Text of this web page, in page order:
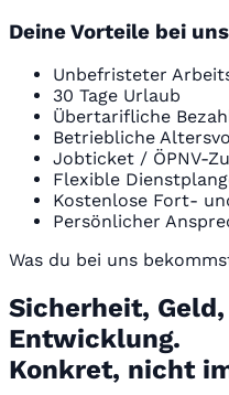
Deine Vorteile bei uns
Unbefristeter
30 Tage Urlaub
Übertarifliche
Betriebliche
Jobticket / ÖPNV-
Flexible
Kostenlose Fort-
Persönlicher
Was du bei uns
Sicherheit,
Entwicklung.
Konkret, nicht